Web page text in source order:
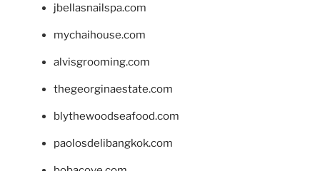
jbellasnailspa.com
mychaihouse.com
alvisgrooming.com
thegeorginaestate.com
blythewoodseafood.com
paolosdelibangkok.com